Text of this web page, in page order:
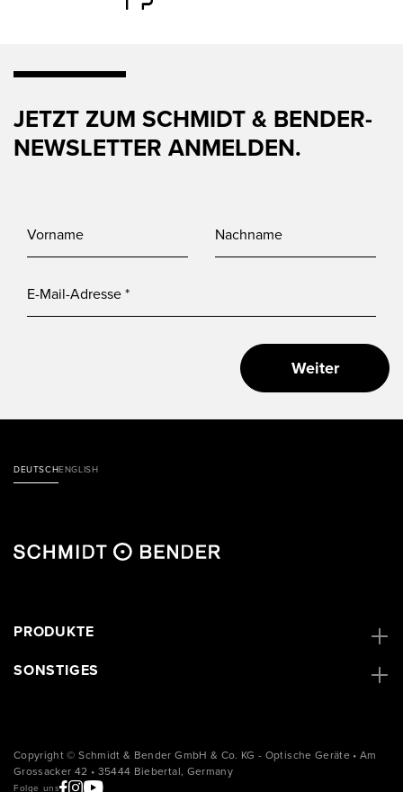
DEUTSCHENGLISH
PRODUKTE
SONSTIGES
JETZT ZUM SCHMIDT & BENDER-
NEWSLETTER ANMELDEN.
Weiter
Copyright © Schmidt & Bender GmbH & Co. KG - Optische Geräte • Am
Grossacker 42 • 35444 Biebertal, Germany
Folge uns